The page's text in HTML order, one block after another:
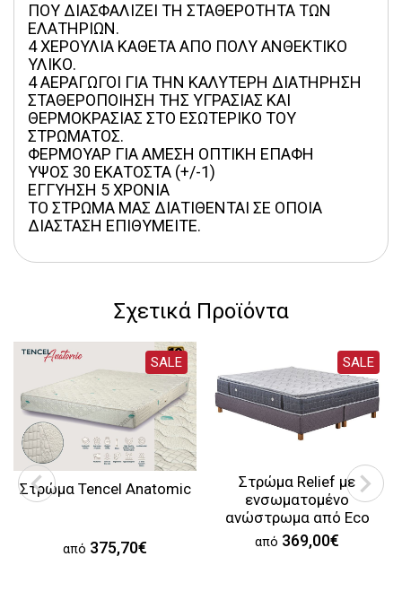
ΠΟΥ ΔΙΑΣΦΑΛΙΖΕΙ ΤΗ ΣΤΑΘΕΡΟΤΗΤΑ ΤΩΝ
ΕΛΑΤΗΡΙΩΝ.
4 ΧΕΡΟΥΛΙΑ ΚΑΘΕΤΑ ΑΠΟ ΠΟΛΥ ΑΝΘΕΚΤΙΚΟ
ΥΛΙΚΟ.
4 ΑΕΡΑΓΩΓΟΙ ΓΙΑ ΤΗΝ ΚΑΛΥΤΕΡΗ ΔΙΑΤΗΡΗΣΗ
ΣΤΑΘΕΡΟΠΟΙΗΣΗ ΤΗΣ ΥΓΡΑΣΙΑΣ ΚΑΙ
ΘΕΡΜΟΚΡΑΣΙΑΣ ΣΤΟ ΕΣΩΤΕΡΙΚΟ ΤΟΥ
ΣΤΡΩΜΑΤΟΣ.
ΦΕΡΜΟΥΑΡ ΓΙΑ ΑΜΕΣΗ ΟΠΤΙΚΗ ΕΠΑΦΗ
ΥΨΟΣ 30 ΕΚΑΤΟΣΤΑ (+/-1)
ΕΓΓΥΗΣΗ 5 ΧΡΟΝΙΑ
ΤΟ ΣΤΡΩΜΑ ΜΑΣ ΔΙΑΤΙΘΕΝΤΑΙ ΣΕ ΟΠΟΙΑ
ΔΙΑΣΤΑΣΗ ΕΠΙΘΥΜΕΙΤΕ.
Σχετικά Προϊόντα
SALE
Στρώμα Tencel Anatomic
από 375,70€
SALE
Στρώμα Relief με
ενσωματομένο
ανώστρωμα από Eco
Foam
από 369,00€